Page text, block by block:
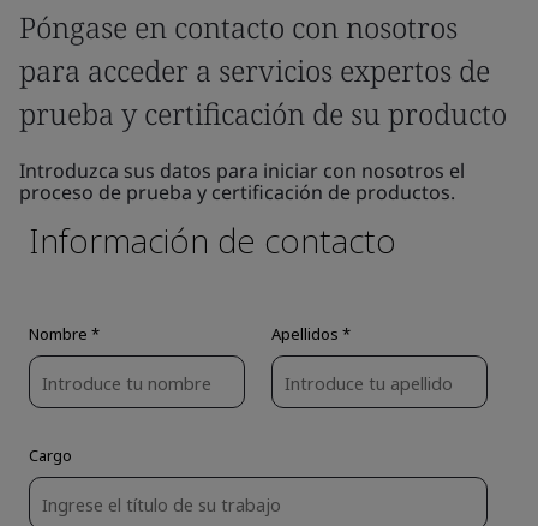
Póngase en contacto con nosotros
para acceder a servicios expertos de
prueba y certificación de su producto
Introduzca sus datos para iniciar con nosotros el
proceso de prueba y certificación de productos.